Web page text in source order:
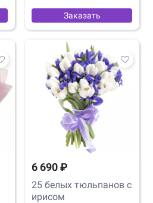
Заказать
6 690 ₽
25 белых тюльпанов с
ирисом